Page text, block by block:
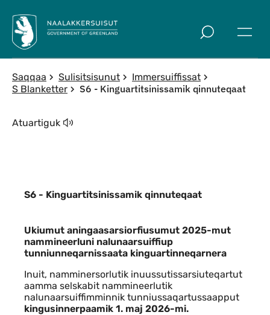
Saqqaa Sulisitsisunut
Immersuiffissat
S Blanketter
S6 - Kinguartitsinissamik qinnuteqaat
Atuartiguk
S6 - Kinguartitsinissamik qinnuteqaat
S6 - Kinguartitsinissamik qinnuteqaat
Ukiumut aningaasarsiorfiusumut 2025-mut
nammineerluni nalunaarsuiffiup
tunniunneqarnissaata kinguartinneqarnera
Inuit, namminersorlutik inuussutissarsiuteqartut
aamma selskabit nammineerlutik
nalunaarsuiffimminnik tunniussaqartussaapput
kingusinnerpaamik 1. maj 2026-mi.